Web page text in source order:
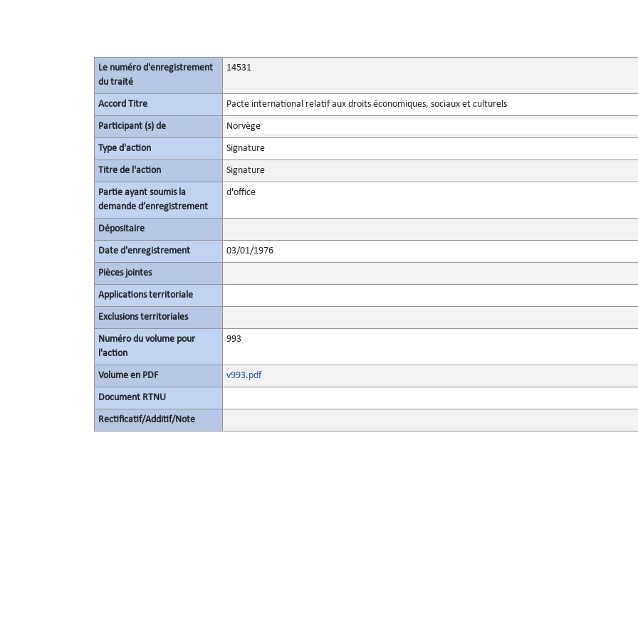
Le numéro d'enregistrement
du traité
14531
Accord Titre Pacte international relatif aux droits économiques, sociaux et culturels
Participant (s) de Norvège
Type d'action Signature
Titre de l'action Signature
Partie ayant soumis la
demande d’enregistrement
d'office
Dépositaire
Date d'enregistrement 03/01/1976
Pièces jointes
Applications territoriale
Exclusions territoriales
Numéro du volume pour
l'action
993
Volume en PDF v993.pdf
Document RTNU
Rectificatif/Additif/Note